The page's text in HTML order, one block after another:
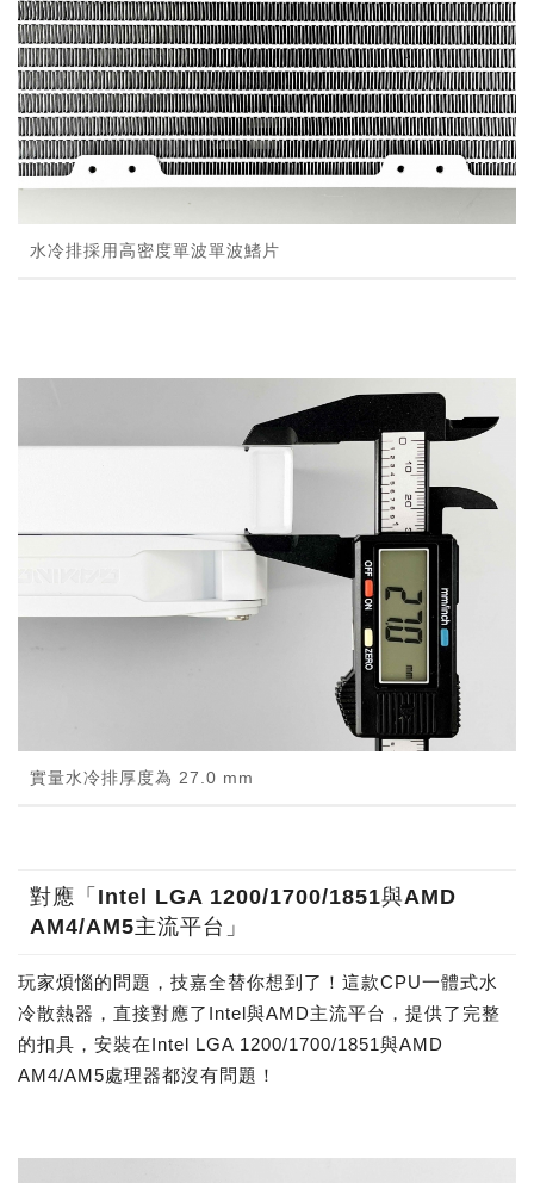
水冷排採用高密度單波單波鰭片
實量水冷排厚度為 27.0 mm
對應「Intel LGA 1200/1700/1851與AMD
AM4/AM5主流平台」
玩家煩惱的問題，技嘉全替你想到了！這款CPU一體式水
冷散熱器，直接對應了Intel與AMD主流平台，提供了完整
的扣具，安裝在Intel LGA 1200/1700/1851與AMD
AM4/AM5處理器都沒有問題！